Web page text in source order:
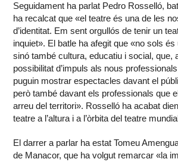
Seguidament ha parlat Pedro Rosselló,
ha recalcat que «el teatre és una de les
d’identitat. Em sent orgullós de tenir un
inquiet». El batle ha afegit que «no sols
sinó també cultura, educatiu i social, que,
possibilitat d’impuls als nous
puguin mostrar espectacles davant el
però també davant els professionals que
arreu del territori». Rosselló ha acabat
teatre a l’altura i a l’òrbita del teatre
El darrer a parlar ha estat Tomeu
de Manacor, que ha volgut remarcar «la